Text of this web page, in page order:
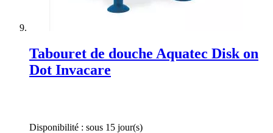
Tabouret de douche Aquatec Disk on
Dot Invacare
Disponibilité : sous 15 jour(s)